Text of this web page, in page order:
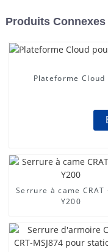
Produits Connexes
Plateforme
Serrure à came CRAT
Y200